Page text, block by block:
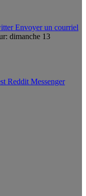
Envoyer un courriel
dimanche 13
Reddit Messenger